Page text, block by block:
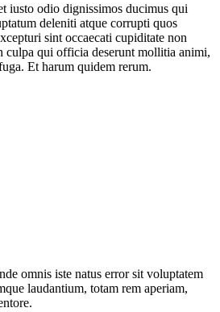
iusto odio dignissimos ducimus qui
deleniti atque corrupti quos
sint occaecati cupiditate non
culpa qui officia deserunt mollitia animi,
Et harum quidem rerum.
omnis iste natus error sit voluptatem
laudantium, totam rem aperiam,